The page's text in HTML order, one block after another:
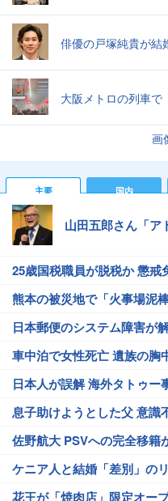
俳優の戸塚純貴が結
大阪メトロの列車で
画
主要 国内
山田五郎さん「ア
25歳国税職員が脱税か 懲戒
熊本の被災地で「火事場泥
日本郵便のシステム障害が
車中泊で女性死亡 遺族の胸
日本人が誤解 海外タトゥー
息子助けようとした父 意識
佐野航大 PSVへの完全移籍
ケニア人と結婚「差別」の
花王が「焼肉店」限定オー